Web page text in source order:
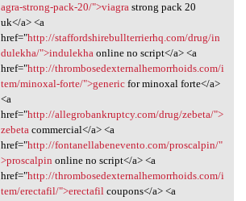
agra-strong-pack-20/">viagrastrong pack 20
uk</a> <a
href="http://staffordshirebullterrierhq.com/drug/in
dulekha/">indulekhaonline no script</a> <a
href="http://thrombosedexternalhemorrhoids.com/i
tem/minoxal-forte/">genericfor minoxal forte</a>
<a
href="http://allegrobankruptcy.com/drug/zebeta/">
zebetacommercial</a> <a
href="http://fontanellabenevento.com/proscalpin/"
>proscalpin online no script</a> <a
href="http://thrombosedexternalhemorrhoids.com/i
tem/erectafil/">erectafilcoupons</a> <a